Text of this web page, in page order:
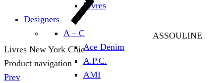
Livres
Designers
A – C
Ace Denim
A.P.C.
AMI
ASSOULINE
Livres New York Chic
Product navigation
Prev